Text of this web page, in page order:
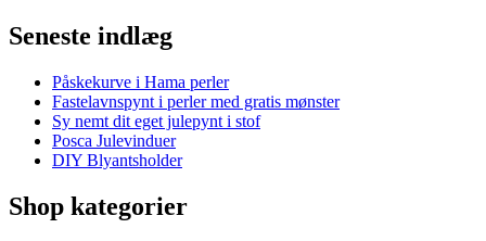
Seneste indlæg
Påskekurve i Hama perler
Fastelavnspynt i perler med gratis mønster
Sy nemt dit eget julepynt i stof
Posca Julevinduer
DIY Blyantsholder
Shop kategorier